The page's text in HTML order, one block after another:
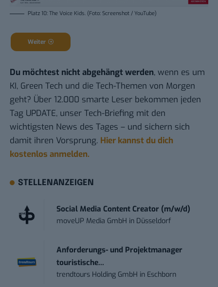
Platz 10: The Voice Kids. (Foto: Screenshot / YouTube)
Weiter
Du möchtest nicht abgehängt werden, wenn es um
KI, Green Tech und die Tech-Themen von Morgen
geht? Über 12.000 smarte Leser bekommen jeden
Tag UPDATE, unser Tech-Briefing mit den
wichtigsten News des Tages – und sichern sich
damit ihren Vorsprung. Hier kannst du dich
kostenlos anmelden.
STELLENANZEIGEN
Social Media Content Creator (m/w/d)
moveUP Media GmbH in Düsseldorf
Anforderungs- und Projektmanager
touristische...
trendtours Holding GmbH in Eschborn